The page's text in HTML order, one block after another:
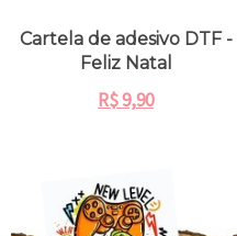
Cartela de adesivo DTF -
Feliz Natal
R$9,90